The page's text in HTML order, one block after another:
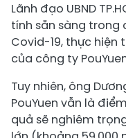
Lãnh đạo UBND
tính sẵn sàng trong
Covid-19, thực hiện
của công ty
Tuy nhiên, ông
PouYuen vẫn là
quả sẽ nghiêm